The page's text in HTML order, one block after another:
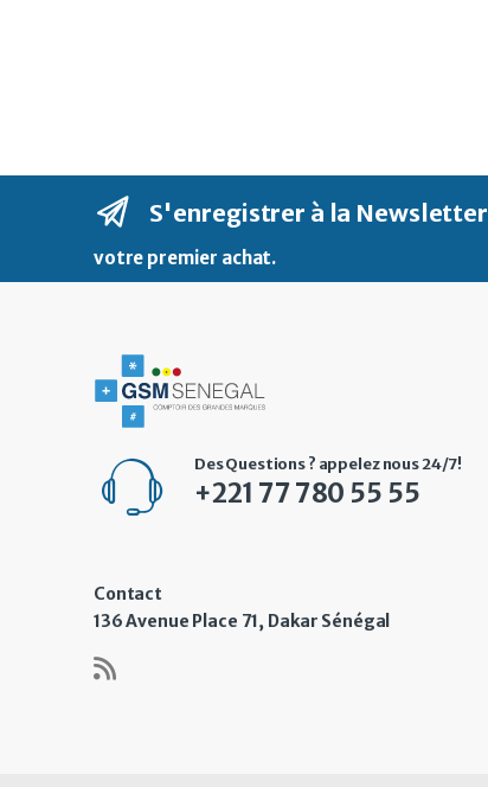
S'enregistrer à la Newsletter
votre premier achat.
Des Questions ? appelez nous 24/7!
+221 77 780 55 55
Contact
136 Avenue Place 71, Dakar Sénégal